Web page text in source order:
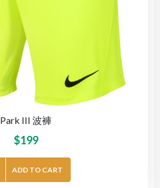
Park III 波褲
$199
ADD TO CART